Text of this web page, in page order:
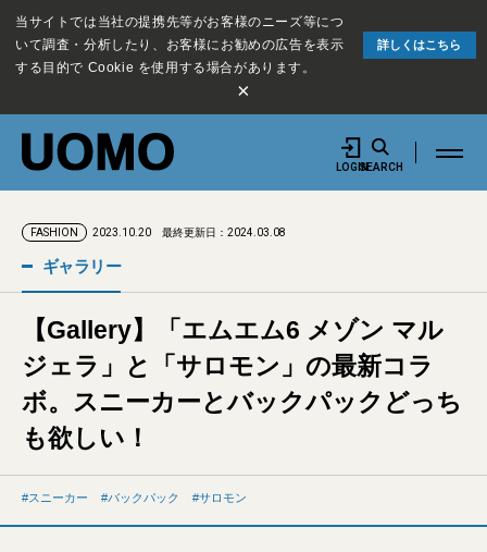
当サイトでは当社の提携先等がお客様のニーズ等につ
いて調査・分析したり、お客様にお勧めの広告を表示
する目的で Cookie を使用する場合があります。
詳しくはこちら
×
LOGINSEARCH
FASHION 2023.10.20 最終更新日：2024.03.08
ギャラリー
【Gallery】「エムエム6 メゾン マル
ジェラ」と「サロモン」の最新コラ
ボ。スニーカーとバックパックどっち
も欲しい！
スニーカー バックパック サロモン